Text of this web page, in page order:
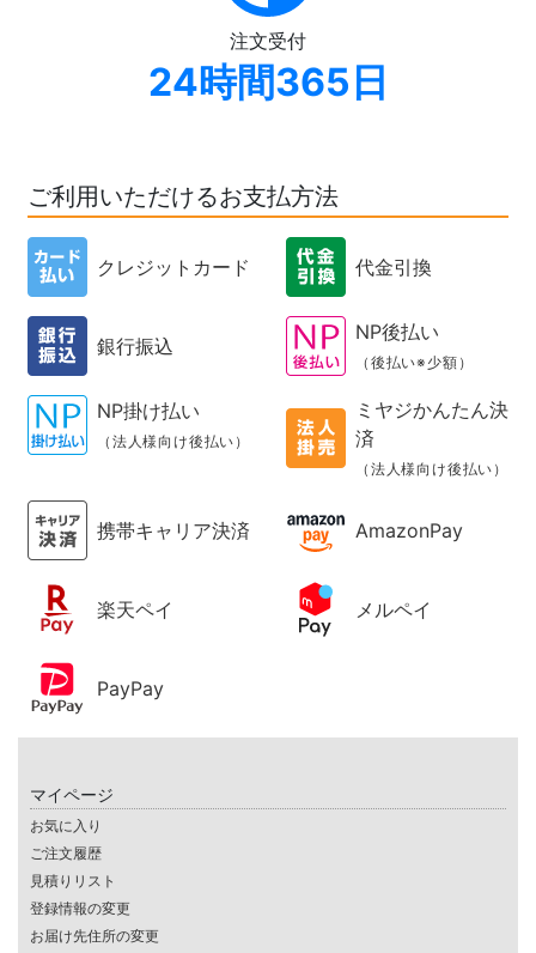
注文受付
24時間365日
ご利用いただけるお支払方法
クレジットカード 代金引換
銀行振込
NP後払い
（後払い※少額）
NP掛け払い
（法人様向け後払い）
ミヤジかんたん決
済
（法人様向け後払い）
携帯キャリア決済 AmazonPay
楽天ペイ メルペイ
PayPay
マイページ
お気に入り
ご注文履歴
見積りリスト
登録情報の変更
お届け先住所の変更